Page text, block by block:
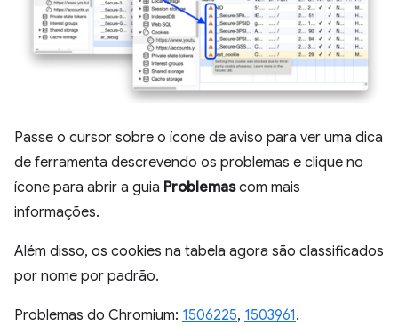
Passe o cursor sobre o ícone de aviso para ver uma dica
de ferramenta descrevendo os problemas e clique no
ícone para abrir a guia Problemascom mais
informações.
Além disso, os cookies na tabela agora são classificados
por nome por padrão.
Problemas do Chromium: 1506225, 1503961.